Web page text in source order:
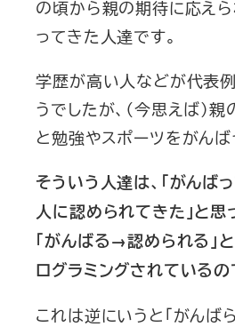
の頃から親の期待に応え
ってきた人達です。
学歴が高い人などが代表
うでしたが、（今思えば）
と勉強やスポーツをがんば
そういう人達は、「がんば
人に認められてきた」と思
「がんばる→認められる」
ログラミングされているの
これは逆にいうと「がん